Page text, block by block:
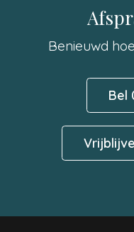
Benieuwd
Bel